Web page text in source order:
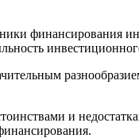
финансирования
и